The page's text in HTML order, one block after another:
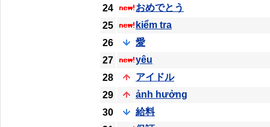
24
おめでとう
25
kiểm tra
26
愛
27
yêu
28
アイドル
29
ảnh hưởng
30
給料